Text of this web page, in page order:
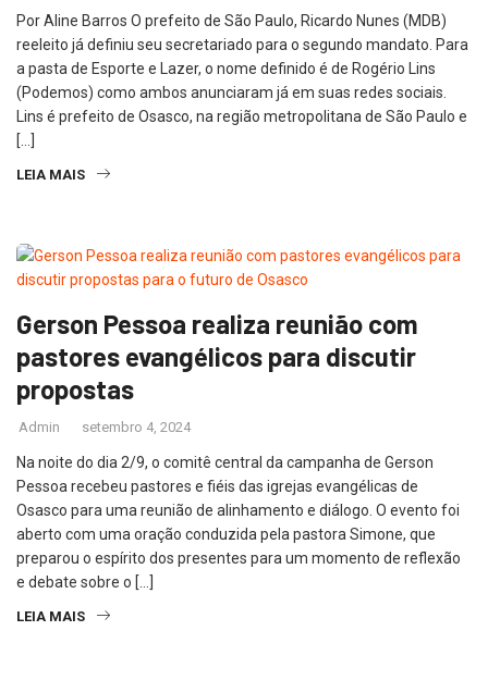
Por Aline Barros O prefeito de São Paulo, Ricardo Nunes (MDB)
reeleito já definiu seu secretariado para o segundo mandato. Para
a pasta de Esporte e Lazer, o nome definido é de Rogério Lins
(Podemos) como ambos anunciaram já em suas redes sociais.
Lins é prefeito de Osasco, na região metropolitana de São Paulo e
[…]
LEIA MAIS
Gerson Pessoa realiza reunião com
pastores evangélicos para discutir
propostas
Admin setembro 4, 2024
Na noite do dia 2/9, o comitê central da campanha de Gerson
Pessoa recebeu pastores e fiéis das igrejas evangélicas de
Osasco para uma reunião de alinhamento e diálogo. O evento foi
aberto com uma oração conduzida pela pastora Simone, que
preparou o espírito dos presentes para um momento de reflexão
e debate sobre o […]
LEIA MAIS